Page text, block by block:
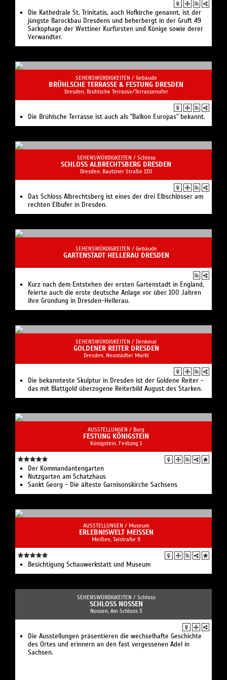
Die Kathedrale St. Trinitatis, auch Hofkirche genannt, ist der
jüngste Barockbau Dresdens und beherbergt in der Gruft 49
Sarkophage der Wettiner Kurfürsten und Könige sowie derer
Verwandter.
SEHENSWÜRDIGKEITEN / Gebäude
BRÜHLSCHE TERRASSE & FESTUNG DRESDEN
Dresden, Brühlsche Terrasse/Terrassenufer
Die Brühlsche Terrasse ist auch als "Balkon Europas" bekannt.
SEHENSWÜRDIGKEITEN / Schloss
SCHLOSS ALBRECHTSBERG DRESDEN
Dresden, Bautzner Straße 130
Das Schloss Albrechtsberg ist eines der drei Elbschlösser am
rechten Elbufer in Dresden.
SEHENSWÜRDIGKEITEN / Gebäude
GARTENSTADT HELLERAU DRESDEN
Kurz nach dem Entstehen der ersten Gartenstadt in England,
feierte auch die erste deutsche Anlage vor über 100 Jahren
ihre Gründung in Dresden-Hellerau.
SEHENSWÜRDIGKEITEN / Denkmal
GOLDENER REITER DRESDEN
Dresden, Neustädter Markt
Die bekannteste Skulptur in Dresden ist der Goldene Reiter -
das mit Blattgold überzogene Reiterbild August des Starken.
AUSSTELLUNGEN / Burg
FESTUNG KÖNIGSTEIN
Königstein, Festung 1
Der Kommandantengarten
Nutzgarten am Schatzhaus
Sankt Georg - Die älteste Garnisonskirche Sachsens
AUSSTELLUNGEN / Museum
ERLEBNISWELT MEISSEN
Meißen, Talstraße 9
Besichtigung Schauwerkstatt und Museum
SEHENSWÜRDIGKEITEN / Schloss
SCHLOSS NOSSEN
Nossen, Am Schloss 3
Die Ausstellungen präsentieren die wechselhafte Geschichte
des Ortes und erinnern an den fast vergessenen Adel in
Sachsen.